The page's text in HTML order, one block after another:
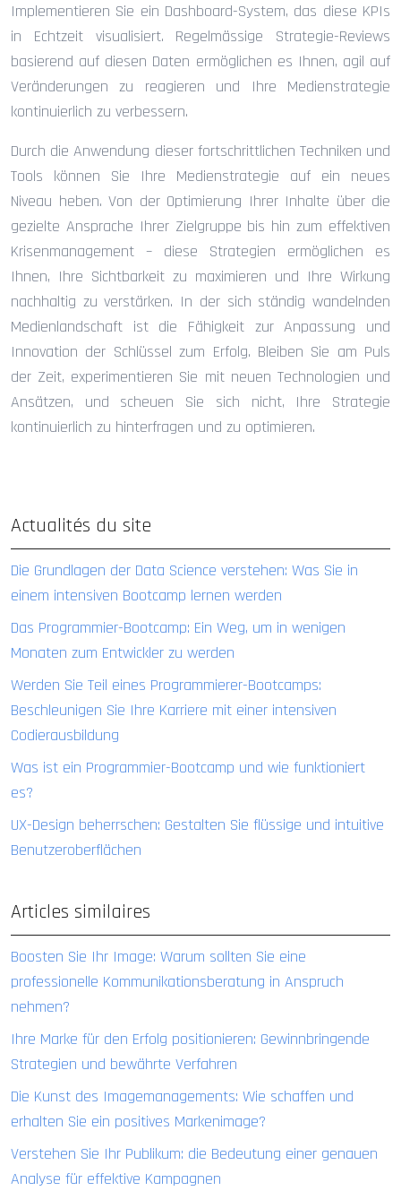
Implementieren Sie ein Dashboard-System, das diese KPIs
in Echtzeit visualisiert. Regelmässige Strategie-Reviews
basierend auf diesen Daten ermöglichen es Ihnen, agil auf
Veränderungen zu reagieren und Ihre Medienstrategie
kontinuierlich zu verbessern.
Durch die Anwendung dieser fortschrittlichen Techniken und
Tools können Sie Ihre Medienstrategie auf ein neues
Niveau heben. Von der Optimierung Ihrer Inhalte über die
gezielte Ansprache Ihrer Zielgruppe bis hin zum effektiven
Krisenmanagement – diese Strategien ermöglichen es
Ihnen, Ihre Sichtbarkeit zu maximieren und Ihre Wirkung
nachhaltig zu verstärken. In der sich ständig wandelnden
Medienlandschaft ist die Fähigkeit zur Anpassung und
Innovation der Schlüssel zum Erfolg. Bleiben Sie am Puls
der Zeit, experimentieren Sie mit neuen Technologien und
Ansätzen, und scheuen Sie sich nicht, Ihre Strategie
kontinuierlich zu hinterfragen und zu optimieren.
Actualités du site
Die Grundlagen der Data Science verstehen: Was Sie in
einem intensiven Bootcamp lernen werden
Das Programmier-Bootcamp: Ein Weg, um in wenigen
Monaten zum Entwickler zu werden
Werden Sie Teil eines Programmierer-Bootcamps:
Beschleunigen Sie Ihre Karriere mit einer intensiven
Codierausbildung
Was ist ein Programmier-Bootcamp und wie funktioniert
es?
UX-Design beherrschen: Gestalten Sie flüssige und intuitive
Benutzeroberflächen
Articles similaires
Boosten Sie Ihr Image: Warum sollten Sie eine
professionelle Kommunikationsberatung in Anspruch
nehmen?
Ihre Marke für den Erfolg positionieren: Gewinnbringende
Strategien und bewährte Verfahren
Die Kunst des Imagemanagements: Wie schaffen und
erhalten Sie ein positives Markenimage?
Verstehen Sie Ihr Publikum: die Bedeutung einer genauen
Analyse für effektive Kampagnen